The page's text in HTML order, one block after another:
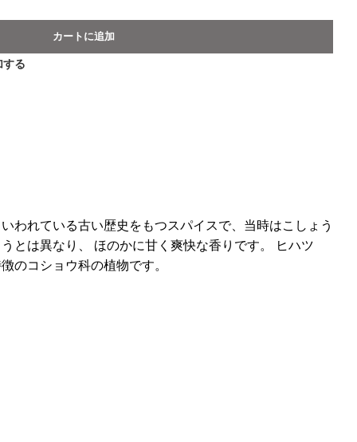
カートに追加
する
われている古い歴史をもつスパイスで、当時はこしょう
とは異なり、 ほのかに甘く爽快な香りです。 ヒハツ
のコショウ科の植物です。